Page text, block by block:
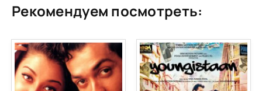
Рекомендуем посмотреть: